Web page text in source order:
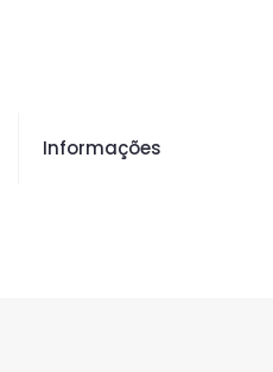
Informações